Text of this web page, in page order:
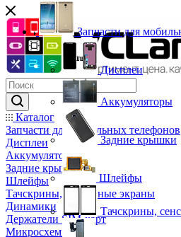
Каталог
Запчасти для мобильных телефонов
Дисплеи
Аккумуляторы
Задние крышки
Шлейфы
Тачскрины, сенсорные экраны
Динамики
Держатели SIM-карт
Микросхемы
Запчасти для
Дисплеи
Аккумуляторы
Задние крышки
Шлейфы
Тачскрины,